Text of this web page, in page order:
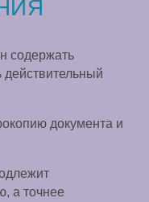
содержать
действительный
документа и
а точнее